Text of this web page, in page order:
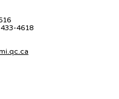
4618